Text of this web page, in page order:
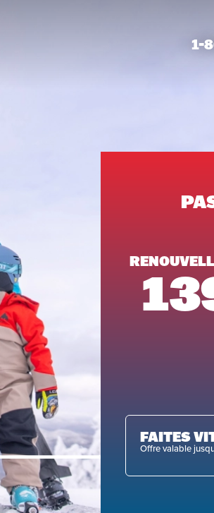
1-
FAITES
Offre valable